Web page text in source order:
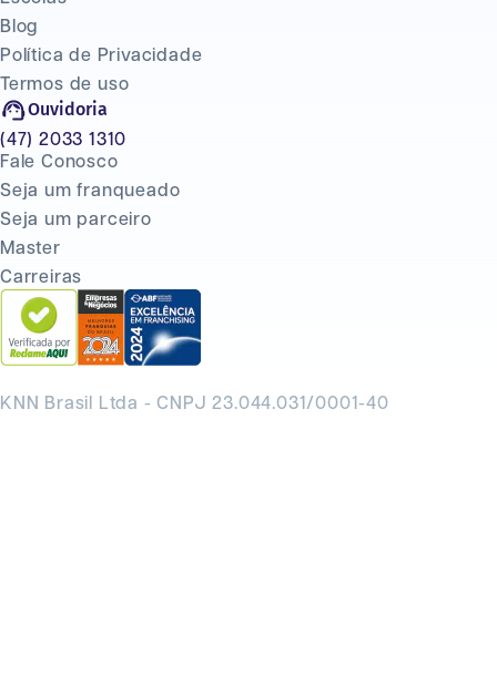
KNN Brasil Ltda - CNPJ 23.044.031/0001-40
Blog
Política de Privacidade
Termos de uso
Ouvidoria
(47) 2033 1310
Fale Conosco
Seja um franqueado
Seja um parceiro
Master
Carreiras